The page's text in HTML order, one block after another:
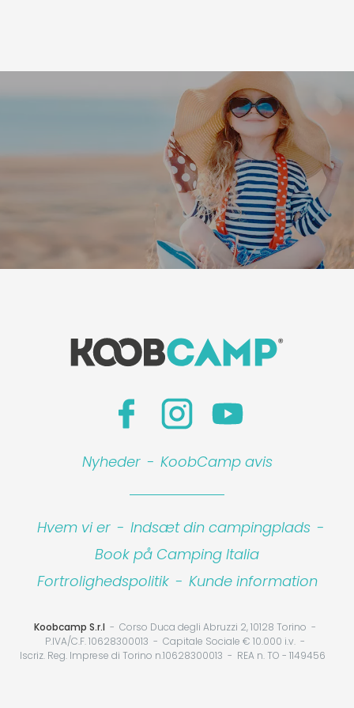
Nyheder - KoobCamp avis
Hvem vi er - Indsæt din campingplads -
Book på Camping Italia
Fortrolighedspolitik - Kunde information
Koobcamp S.r.l
Corso Duca degli Abruzzi 2, 10128 Torino
P.IVA/C.F. 10628300013
Capitale Sociale € 10.000 i.v.
Iscriz. Reg. Imprese di Torino n.10628300013
REA n. TO - 1149456